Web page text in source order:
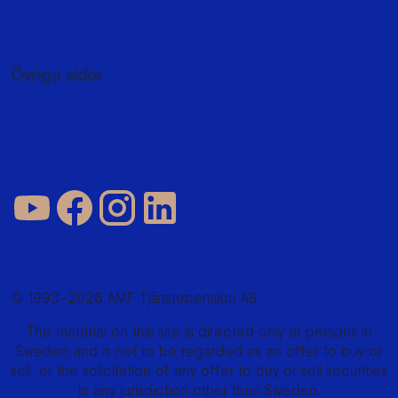
Övriga sidor
© 1993–2026 AMF Tjänstepension AB
The material on this site is directed only at persons in
Sweden and is not to be regarded as an offer to buy or
sell, or the solicitation of any offer to buy or sell securities
in any jurisdiction other than Sweden.